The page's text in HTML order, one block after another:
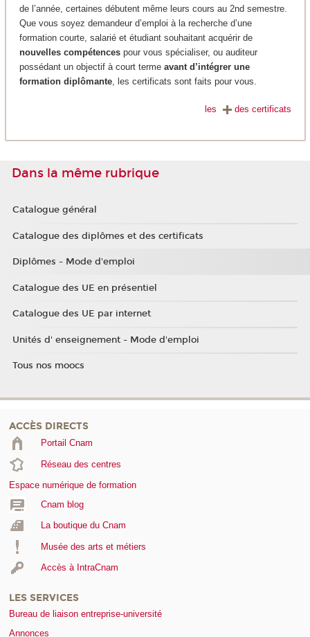
de l’année, certaines débutent même leurs cours au 2nd semestre.
Que vous soyez demandeur d’emploi à la recherche d’une
formation courte, salarié et étudiant souhaitant acquérir de
nouvelles compétencespour vous spécialiser, ou auditeur
possédant un objectif à court terme avant d’intégrer une
formation diplômante, les certificats sont faits pour vous.
les des certificats
Dans la même rubrique
Catalogue général
Catalogue des diplômes et des certificats
Diplômes - Mode d'emploi
Catalogue des UE en présentiel
Catalogue des UE par internet
Unités d' enseignement - Mode d'emploi
Tous nos moocs
ACCÈS DIRECTS
Portail Cnam
Réseau des centres
Espace numérique de formation
Cnam blog
La boutique du Cnam
Musée des arts et métiers
Accès à IntraCnam
LES SERVICES
Bureau de liaison entreprise-université
Annonces